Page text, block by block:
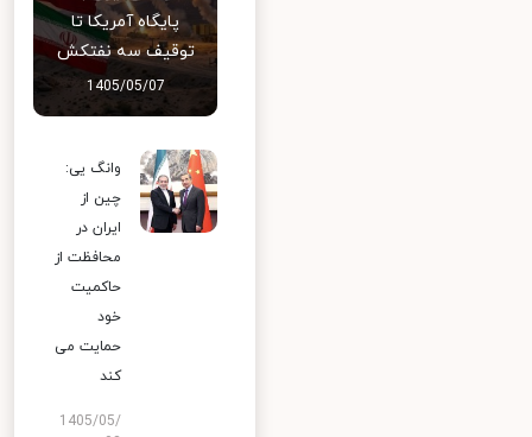
پایگاه آمریکا تا
توقیف سه نفتکش
1405/05/07
وانگ یی:
چین از
ایران در
محافظت از
حاکمیت
خود
حمایت می
کند
1405/05/